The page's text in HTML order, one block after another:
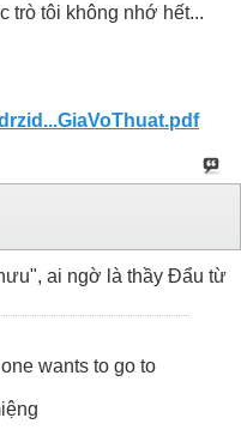
trò tôi không nhớ hết...
ai ngờ là thầy Đẩu từ
wants to go to